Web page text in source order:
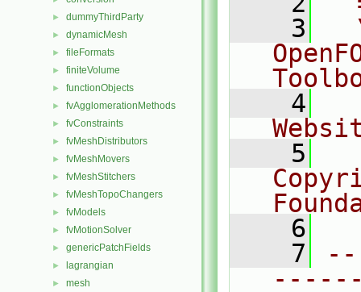
► dummyThirdParty
► dynamicMesh
► fileFormats
► finiteVolume
► functionObjects
► fvAgglomerationMethods
► fvConstraints
► fvMeshDistributors
► fvMeshMovers
► fvMeshStitchers
► fvMeshTopoChangers
► fvModels
► fvMotionSolver
► genericPatchFields
► lagrangian
► mesh
    3
    4
    5
    6
    7